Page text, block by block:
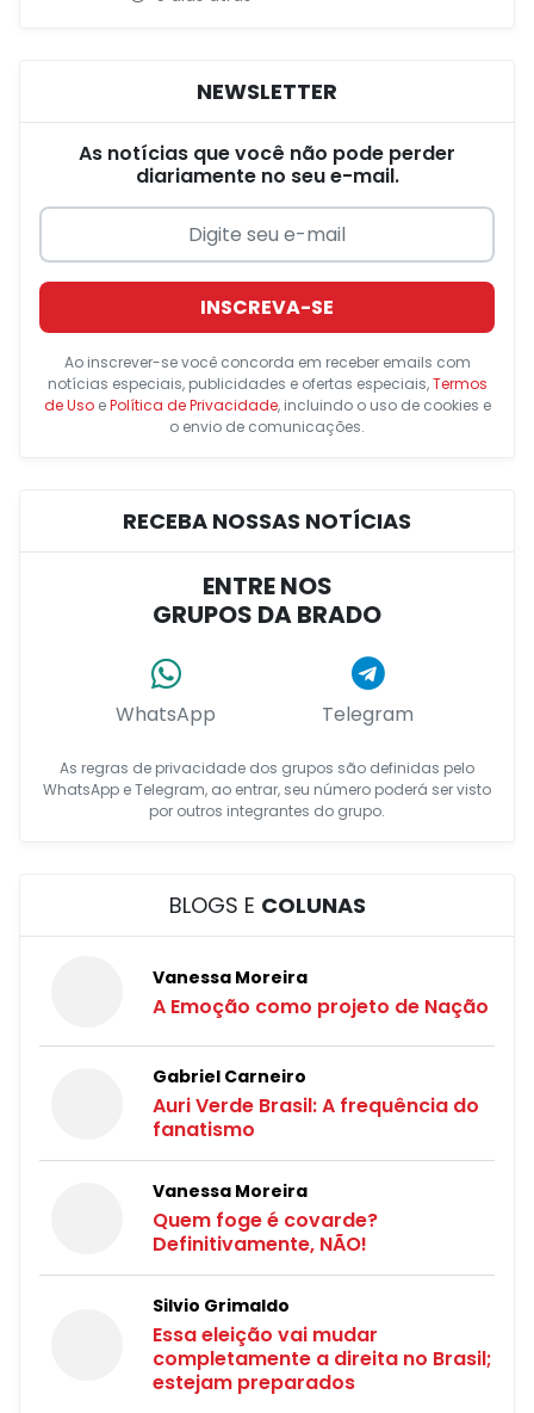
NEWSLETTER
As notícias que você não pode perder
diariamente no seu e-mail.
INSCREVA-SE
Ao inscrever-se você concorda em receber emails com
notícias especiais, publicidades e ofertas especiais,Termos
de UsoePolítica de Privacidade, incluindo o uso de cookies e
o envio de comunicações.
RECEBA NOSSAS NOTÍCIAS
ENTRE NOS
GRUPOS DA BRADO
WhatsApp Telegram
As regras de privacidade dos grupos são definidas pelo
WhatsApp e Telegram, ao entrar, seu número poderá ser visto
por outros integrantes do grupo.
BLOGS E COLUNAS
Vanessa Moreira
A Emoção como projeto de Nação
Gabriel Carneiro
Auri Verde Brasil: A frequência do
fanatismo
Vanessa Moreira
Quem foge é covarde?
Definitivamente, NÃO!
Silvio Grimaldo
Essa eleição vai mudar
completamente a direita no Brasil;
estejam preparados